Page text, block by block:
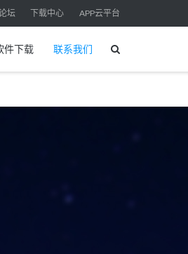
坛 下载中心 APP云平台
件下载 联系我们